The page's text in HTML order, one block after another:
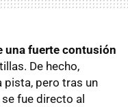
una fuerte contusión
De hecho,
pista, pero tras un
fue directo al